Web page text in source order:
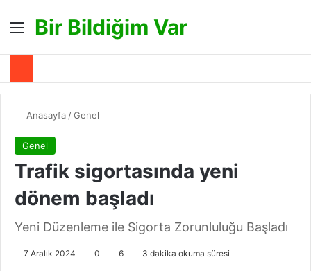
Menü
Bir Bildiğim Var
Anasayfa /Genel
Genel
Trafik sigortasında yeni
dönem başladı
Yeni Düzenleme ile Sigorta Zorunluluğu Başladı
7 Aralık 2024 0 6 3 dakika okuma süresi